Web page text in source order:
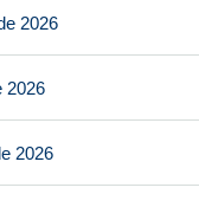
2026
2026
2026